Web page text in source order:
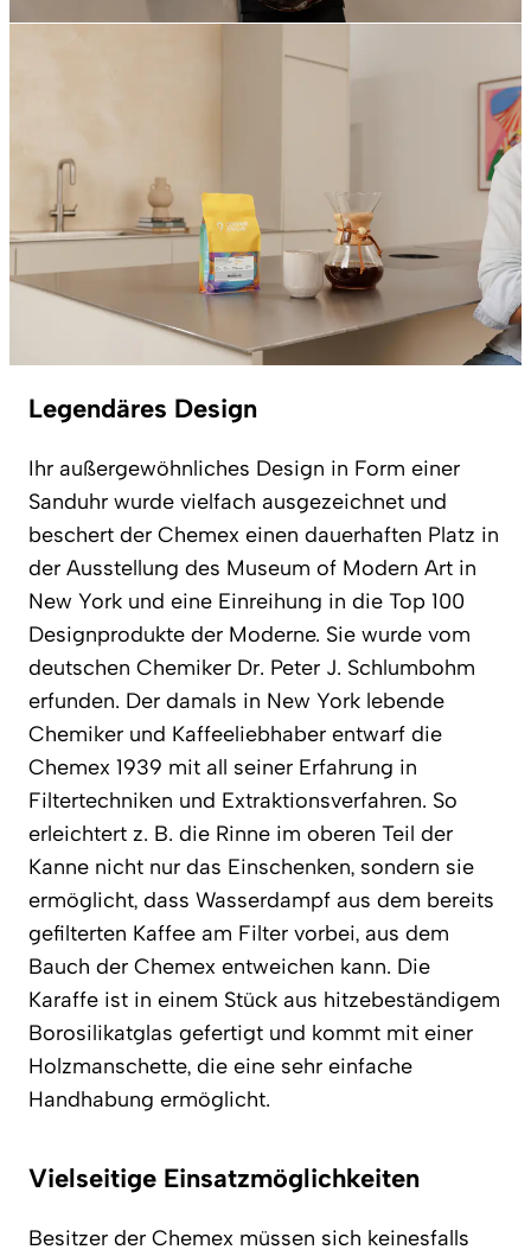
Legendäres Design
Ihr außergewöhnliches Design in Form einer
Sanduhr wurde vielfach ausgezeichnet und
beschert der Chemex einen dauerhaften Platz in
der Ausstellung des Museum of Modern Art in
New York und eine Einreihung in die Top 100
Designprodukte der Moderne. Sie wurde vom
deutschen Chemiker Dr. Peter J. Schlumbohm
erfunden. Der damals in New York lebende
Chemiker und Kaffeeliebhaber entwarf die
Chemex 1939 mit all seiner Erfahrung in
Filtertechniken und Extraktionsverfahren. So
erleichtert z. B. die Rinne im oberen Teil der
Kanne nicht nur das Einschenken, sondern sie
ermöglicht, dass Wasserdampf aus dem bereits
gefilterten Kaffee am Filter vorbei, aus dem
Bauch der Chemex entweichen kann. Die
Karaffe ist in einem Stück aus hitzebeständigem
Borosilikatglas gefertigt und kommt mit einer
Holzmanschette, die eine sehr einfache
Handhabung ermöglicht.
Vielseitige Einsatzmöglichkeiten
Besitzer der Chemex müssen sich keinesfalls